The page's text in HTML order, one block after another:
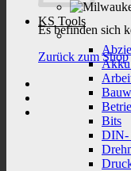
Es befinden sich
Zurück zum Shop
KS Tools
Akku
Bits
DIN-